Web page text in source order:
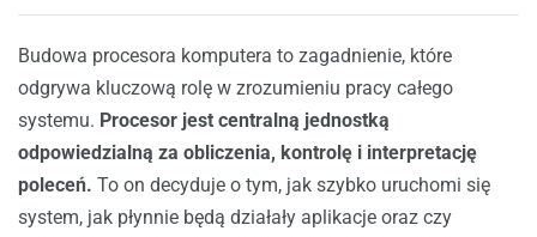
Budowa procesora komputera to zagadnienie, które
odgrywa kluczową rolę w zrozumieniu pracy całego
systemu. Procesor jest centralną jednostką
odpowiedzialną za obliczenia, kontrolę i interpretację
poleceń. To on decyduje o tym, jak szybko uruchomi się
system, jak płynnie będą działały aplikacje oraz czy